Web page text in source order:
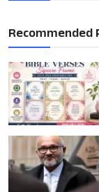
Career
Bible verse
Gallery
Malayalam
Recommended